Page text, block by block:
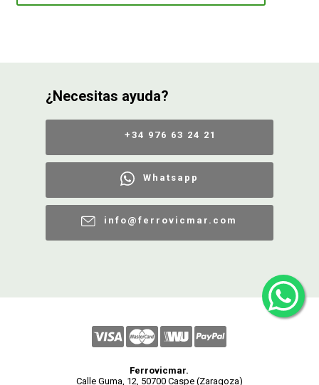
¿Necesitas ayuda?
+34 976 63 24 21
Whatsapp
info@ferrovicmar.com
Ferrovicmar.
Calle Guma, 12, 50700 Caspe (Zaragoza)